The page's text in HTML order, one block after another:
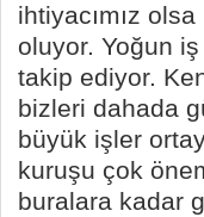
ihtiyacımız
oluyor. Yoğun iş
takip ediyor.
bizleri dahada
büyük işler
kuruşu çok
buralara kadar